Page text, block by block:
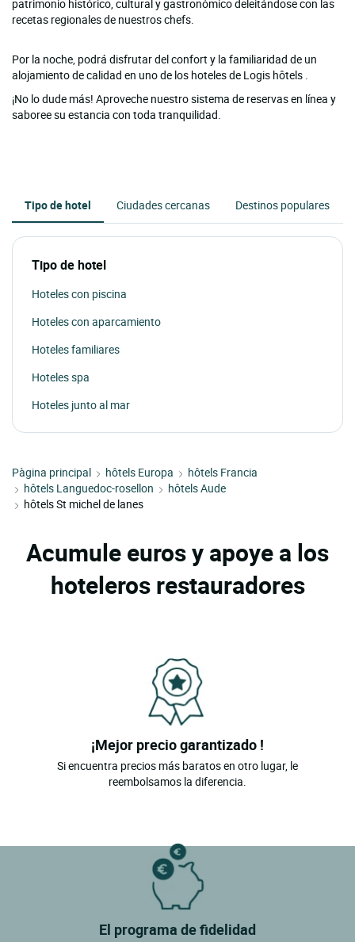
patrimonio histórico, cultural y gastronómico deleitándose con las
recetas regionales de nuestros chefs.
Por la noche, podrá disfrutar del confort y la familiaridad de un
alojamiento de calidad en uno de los hoteles de Logis hôtels .
¡No lo dude más! Aproveche nuestro sistema de reservas en línea y
saboree su estancia con toda tranquilidad.
Tipo de hotel Ciudades cercanas Destinos populares
Tipo de hotel
Hoteles con piscina
Hoteles con aparcamiento
Hoteles familiares
Hoteles spa
Hoteles junto al mar
Pàgina principal hôtels Europa
hôtels Francia
hôtels Languedoc-rosellon
hôtels Aude
hôtels St michel de lanes
Acumule euros y apoye a los
hoteleros restauradores
¡Mejor precio garantizado !
Si encuentra precios más baratos en otro lugar, le
reembolsamos la diferencia.
El programa de fidelidad